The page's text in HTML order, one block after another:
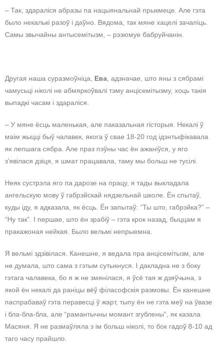
– Так, здараліся абразы па нацыянальнай прыкмеце. Але гэта
было некалькі разоў і даўно. Вядома, так мяне хацелі зачапіць.
Самы звычайны антысемітызм, – рэзюмуе бабруйчанін.
Другая наша суразмоўніца, Ева, адзначае, што яны з сябрамі
чамусьці ніколі не абмяркоўвалі тэму анцісемітызму, хоць такія
выпадкі часам і здараліся.
– У мяне ёсць маленькая, але паказальная гісторыя. Некалі ў
маім жыцці быў чалавек, якога ў свае 18-20 год ідэнтыфікавала
як лепшага сябра. Але праз пэўны час ён ажаніўся, у яго
з’явілася дзіця, я шмат працавала, таму мы больш не тусілі.
Неяк сустрэла яго па дарозе на працу, я тады выкладала
ангельскую мову ў габрэйскай нядзельнай школе. Ён спытаў,
куды іду, я адказала, як ёсць. Ён запытаў: “Ты што, габрэйка?” –
“Ну так”. І першае, што ён зрабіў – гэта крок назад, быццам я
пракажоная нейкая. Было вельмі непрыемна.
Я вельмі здзівілася. Канешне, я ведала пра анцісемітызм, але
не думала, што сама з гэтым сутыкнуся. І дакладна не з боку
гэтага чалавека, бо я ж не змянілася, я ўсё тая ж дзяўчына, з
якой ён некалі да раніцы вёў філасофскія размовы. Ён канешне
паспрабаваў гэта перавесці ў жарт, тыпу ён не гэта меў на ўвазе
і бла-бла-бла, але “рамантычны момант згублены”, як казала
Масяня. Я не размаўляла з ім больш ніколі, то бок гадоў 8-10 ад
таго часу прайшло.